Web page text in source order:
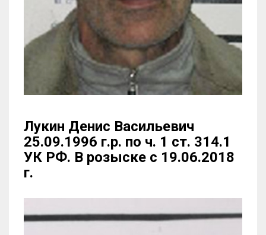
Лукин Денис Васильевич
25.09.1996 г.р. по ч. 1 ст. 314.1
УК РФ. В розыске с 19.06.2018
г.